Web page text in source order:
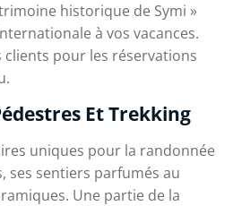
historique de Symi »
à vos vacances.
clients pour les réservations
Et Trekking
uniques pour la randonnée
ses sentiers parfumés au
Une partie de la